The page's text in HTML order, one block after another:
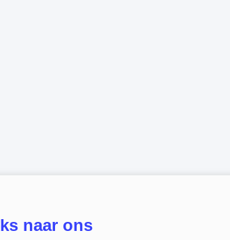
naar ons